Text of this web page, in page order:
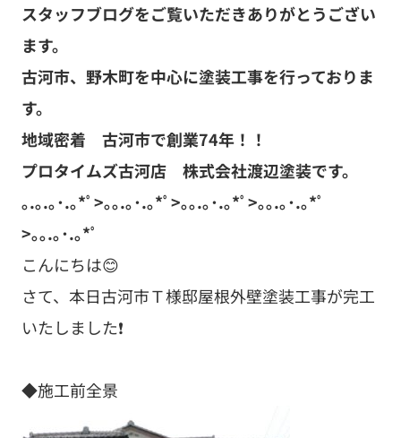
スタッフブログをご覧いただきありがとうござい
ます。
古河市、野木町を中心に塗装工事を行っておりま
す。
地域密着 古河市で創業74年！！
プロタイムズ古河店 株式会社渡辺塗装です。
｡.｡.｡･.｡*ﾟ>｡｡.｡･.｡*ﾟ>｡｡.｡･.｡*ﾟ>｡｡.｡･.｡*ﾟ
>｡｡.｡･.｡*ﾟ
こんにちは😊
さて、本日古河市Ｔ様邸屋根外壁塗装工事が完工
いたしました❗
◆施工前全景